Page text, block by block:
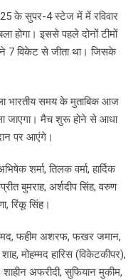
के सुपर-4 स्टेज में में रविवार
होगा। इससे पहले दोनों टीमों
7 विकेट से जीता था। जिसके
भारतीय समय के मुताबिक आज
जाएगा। मैच शुरू होने से आधा
पर आएंगे।
शर्मा, तिलक वर्मा, हार्दिक
बुमराह, अर्शदीप सिंह, वरुण
रिंकू सिंह।
फहीम अशरफ, फखर जमान,
मोहम्मद हारिस (विकेटकीपर),
अफरीदी, सुफियान मुकीम,